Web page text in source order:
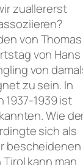
zuallererst
von Thomas
von Hans
von
zu sein. In
1939 ist
Wie
sich als
bescheidenen
kann man